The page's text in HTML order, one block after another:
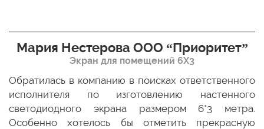
Мария Нестерова ООО “Приоритет”
Экран для помещений 6Х3
Обратилась в компанию в поисках ответственного
исполнителя по изготовлению настенного
светодиодного экрана размером 6*3 метра.
Особенно хотелось бы отметить прекрасную